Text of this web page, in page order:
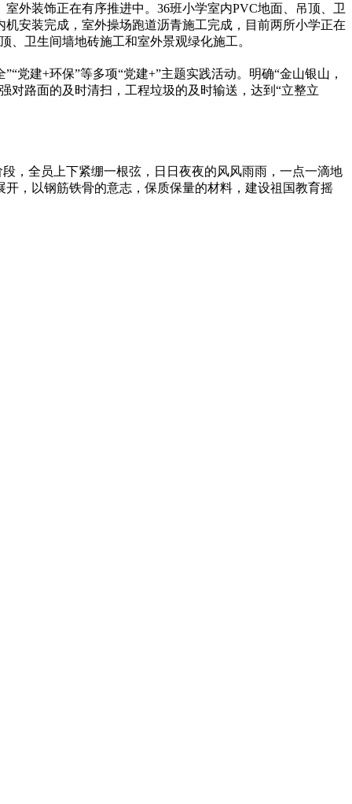
外装饰正在有序推进中。36班小学室内PVC地面、吊顶、卫
安装完成，室外操场跑道沥青施工完成，目前两所小学正在
、卫生间墙地砖施工和室外景观绿化施工。
党建+环保”等多项“党建+”主题实践活动。明确“金山银山，
对路面的及时清扫，工程垃圾的及时输送，达到“立整立
，全员上下紧绷一根弦，日日夜夜的风风雨雨，一点一滴地
，以钢筋铁骨的意志，保质保量的材料，建设祖国教育摇